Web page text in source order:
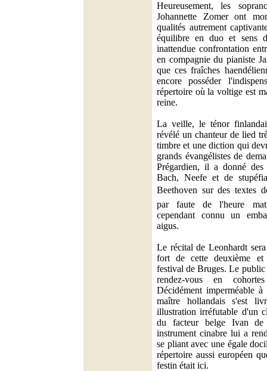
Heureusement, les
Johannette Zomer ont
qualités autrement
équilibre en duo et sens
inattendue confrontation
en compagnie du pianiste
que ces fraîches
encore posséder
répertoire où la voltige est
reine.
La veille, le ténor
révélé un chanteur de lied
timbre et une diction qui
grands évangélistes de
Prégardien, il a donné
Bach, Neefe et de
Beethoven sur des textes
par faute de l'heure
cependant connu un
aigus.
Le récital de Leonhardt
fort de cette deuxième et
festival de Bruges. Le
rendez-vous en
Décidément imperméable
maître hollandais s'est
illustration irréfutable d'un
du facteur belge Ivan
instrument cinabre lui a
se pliant avec une égale
répertoire aussi européen
festin était ici.